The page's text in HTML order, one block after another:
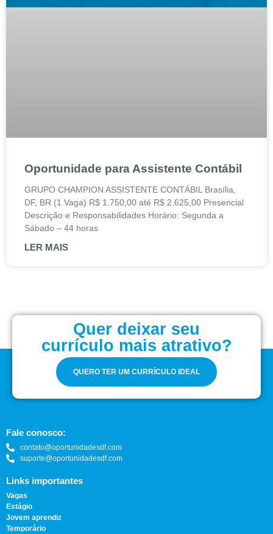
Oportunidade para Assistente Contábil
GRUPO CHAMPION ASSISTENTE CONTÁBIL Brasília,
DF, BR (1 Vaga) R$ 1.750,00 até R$ 2.625,00 Presencial
Descrição e Responsabilidades Horário: Segunda a
Sábado – 44 horas
LER MAIS
Quer deixar seu
currículo mais atrativo?
QUERO TER UM CURRÍCULO IDEAL
Fale conosco:
contato@oportunidadesdf.com
suporte@oportunidadesdf.com
Links importantes
Vagas
Estágio
Jovem aprendiz
Temporário